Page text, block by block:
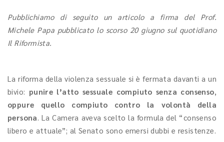
Pubblichiamo di seguito un articolo a firma del Prof.
Michele Papa pubblicato lo scorso 20 giugno sul quotidiano
Il Riformista.
La riforma della violenza sessuale si è fermata davanti a un
bivio: punire l’atto sessuale compiuto senza consenso,
oppure quello compiuto contro la volontà della
persona. La Camera aveva scelto la formula del “consenso
libero e attuale”; al Senato sono emersi dubbi e resistenze.